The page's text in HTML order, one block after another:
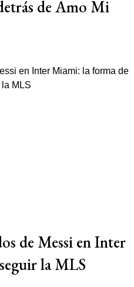
de Amo Mi
de Messi en Inter
la MLS